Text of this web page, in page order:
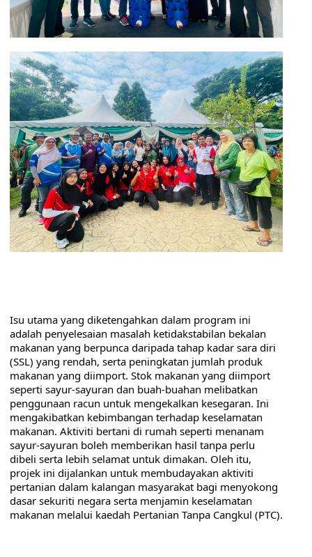
Isu utama yang diketengahkan dalam program ini
adalah penyelesaian masalah ketidakstabilan bekalan
makanan yang berpunca daripada tahap kadar sara diri
(SSL) yang rendah, serta peningkatan jumlah produk
makanan yang diimport. Stok makanan yang diimport
seperti sayur-sayuran dan buah-buahan melibatkan
penggunaan racun untuk mengekalkan kesegaran. Ini
mengakibatkan kebimbangan terhadap keselamatan
makanan. Aktiviti bertani di rumah seperti menanam
sayur-sayuran boleh memberikan hasil tanpa perlu
dibeli serta lebih selamat untuk dimakan. Oleh itu,
projek ini dijalankan untuk membudayakan aktiviti
pertanian dalam kalangan masyarakat bagi menyokong
dasar sekuriti negara serta menjamin keselamatan
makanan melalui kaedah Pertanian Tanpa Cangkul (PTC).